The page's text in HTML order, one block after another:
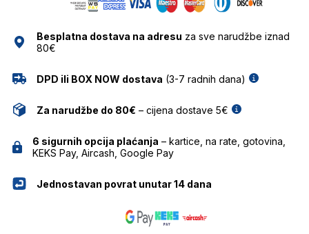
Besplatna dostava na adresu za sve narudžbe iznad
80€
DPD ili BOX NOW dostava (3-7 radnih dana)
Za narudžbe do 80€ – cijena dostave 5€
6 sigurnih opcija plaćanja – kartice, na rate, gotovina,
KEKS Pay, Aircash, Google Pay
Jednostavan povrat unutar 14 dana